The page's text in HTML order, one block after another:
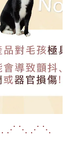
⋰ ⋱ ⋰ ⋱